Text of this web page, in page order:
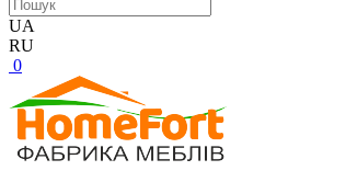
UA
RU
0